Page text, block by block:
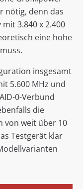
nötig, denn das
3.840 x 2.400
eine hohe
insgesamt
5.600 MHz und
0-Verbund
die
von weit über 10
Testgerät klar